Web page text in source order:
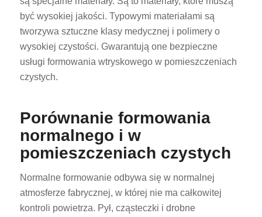
być wysokiej jakości. Typowymi materiałami są
tworzywa sztuczne klasy medycznej i polimery o
wysokiej czystości. Gwarantują one bezpieczne
usługi formowania wtryskowego w pomieszczeniach
czystych.
Porównanie formowania
normalnego i w
pomieszczeniach czystych
Normalne formowanie odbywa się w normalnej
atmosferze fabrycznej, w której nie ma całkowitej
kontroli powietrza. Pył, cząsteczki i drobne